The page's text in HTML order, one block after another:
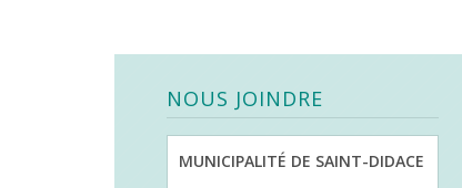
NOUS JOINDRE
MUNICIPALITÉ DE SAINT-DIDACE